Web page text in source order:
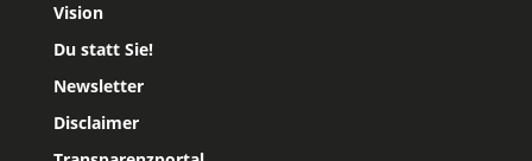
Vision
Du statt Sie!
Newsletter
Disclaimer